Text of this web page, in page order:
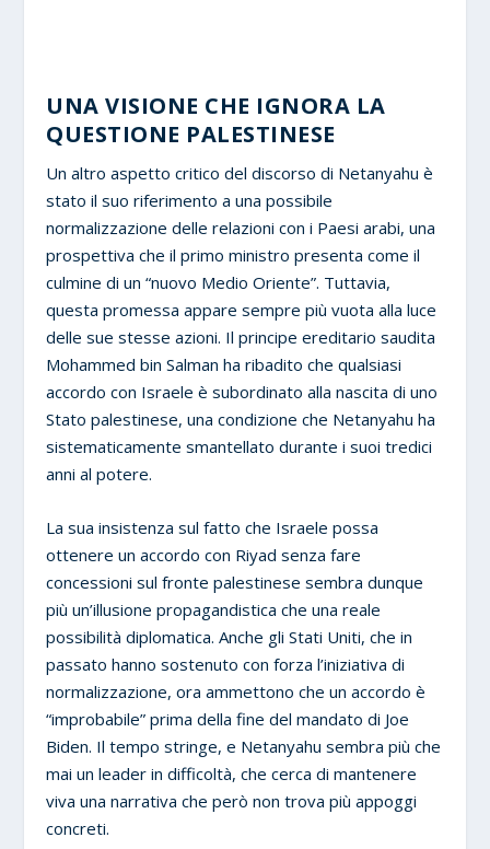
UNA VISIONE CHE IGNORA LA
QUESTIONE PALESTINESE
Un altro aspetto critico del discorso di Netanyahu è
stato il suo riferimento a una possibile
normalizzazione delle relazioni con i Paesi arabi, una
prospettiva che il primo ministro presenta come il
culmine di un “nuovo Medio Oriente”. Tuttavia,
questa promessa appare sempre più vuota alla luce
delle sue stesse azioni. Il principe ereditario saudita
Mohammed bin Salman ha ribadito che qualsiasi
accordo con Israele è subordinato alla nascita di uno
Stato palestinese, una condizione che Netanyahu ha
sistematicamente smantellato durante i suoi tredici
anni al potere.
La sua insistenza sul fatto che Israele possa
ottenere un accordo con Riyad senza fare
concessioni sul fronte palestinese sembra dunque
più un’illusione propagandistica che una reale
possibilità diplomatica. Anche gli Stati Uniti, che in
passato hanno sostenuto con forza l’iniziativa di
normalizzazione, ora ammettono che un accordo è
“improbabile” prima della fine del mandato di Joe
Biden. Il tempo stringe, e Netanyahu sembra più che
mai un leader in difficoltà, che cerca di mantenere
viva una narrativa che però non trova più appoggi
concreti.